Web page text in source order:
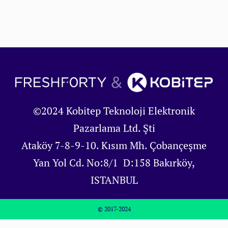
©2024 Kobitep Teknoloji Elektronik
Pazarlama Ltd. Şti
Ataköy 7-8-9-10. Kısım Mh. Çobançeşme
Yan Yol Cd. No:8/1 D:158 Bakırköy,
ISTANBUL
© 2017-2024